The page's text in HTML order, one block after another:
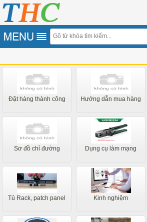
Đặt hàng thành công Hướng dẫn mua hàng
Sơ đồ chỉ đường Dụng cụ làm mạng
Tủ Rack, patch panel Kinh nghiệm